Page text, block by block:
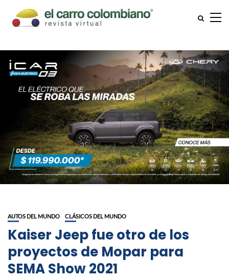
AUTOS DEL MUNDO CLÁSICOS DEL MUNDO
Kaiser Jeep fue otro de los
proyectos de Mopar para
SEMA Show 2021